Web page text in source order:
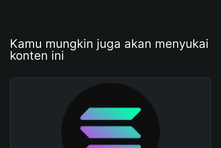
Kamu mungkin juga akan menyukai
konten ini